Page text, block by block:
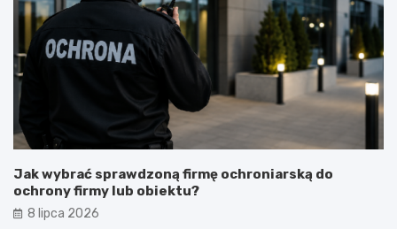
Jak wybrać sprawdzoną firmę ochroniarską do
ochrony firmy lub obiektu?
8 lipca 2026